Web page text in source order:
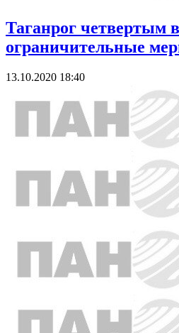
Таганрог четвертым
ограничительные
13.10.2020 18:40